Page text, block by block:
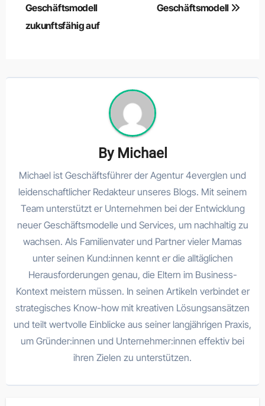
Geschäftsmodell
zukunftsfähig auf
Geschäftsmodell
By Michael
Michael ist Geschäftsführer der Agentur 4everglen und
leidenschaftlicher Redakteur unseres Blogs. Mit seinem
Team unterstützt er Unternehmen bei der Entwicklung
neuer Geschäftsmodelle und Services, um nachhaltig zu
wachsen. Als Familienvater und Partner vieler Mamas
unter seinen Kund:innen kennt er die alltäglichen
Herausforderungen genau, die Eltern im Business-
Kontext meistern müssen. In seinen Artikeln verbindet er
strategisches Know-how mit kreativen Lösungsansätzen
und teilt wertvolle Einblicke aus seiner langjährigen Praxis,
um Gründer:innen und Unternehmer:innen effektiv bei
ihren Zielen zu unterstützen.